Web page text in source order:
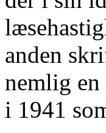
anden
nemlig en
i 1941